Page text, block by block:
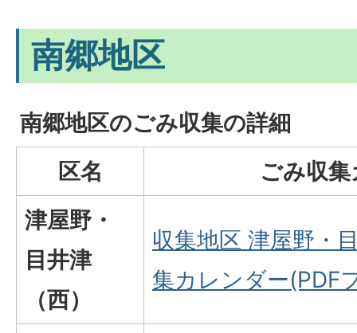
南郷地区
南郷地区のごみ収集の詳細
区名
ごみ収
津屋野・
目井津
（西）
収集地区 津屋野・
集カレンダー(PDF